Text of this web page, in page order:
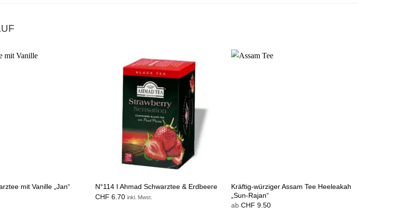
mit Vanille „Jan“
N°114 I Ahmad Schwarztee & Erdbeere
CHF 6.70 inkl. Mwst.
Kräftig-würziger Assam Tee Heeleakah
„Sun-Rajan“
abCHF 9.50